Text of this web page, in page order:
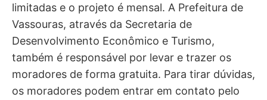
limitadas e o projeto é mensal. A Prefeitura de
Vassouras, através da Secretaria de
Desenvolvimento Econômico e Turismo,
também é responsável por levar e trazer os
moradores de forma gratuita. Para tirar dúvidas,
os moradores podem entrar em contato pelo